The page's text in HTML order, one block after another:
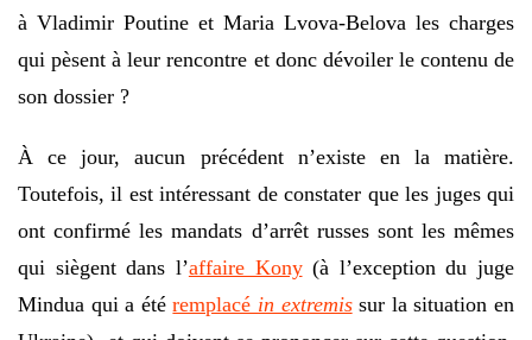
à Vladimir Poutine et Maria Lvova-Belova les charges
qui pèsent à leur rencontre et donc dévoiler le contenu de
son dossier ?
À ce jour, aucun précédent n’existe en la matière.
Toutefois, il est intéressant de constater que les juges qui
ont confirmé les mandats d’arrêt russes sont les mêmes
qui siègent dans l’affaire Kony(à l’exception du juge
Mindua qui a étéremplacé in extremissur la situation en